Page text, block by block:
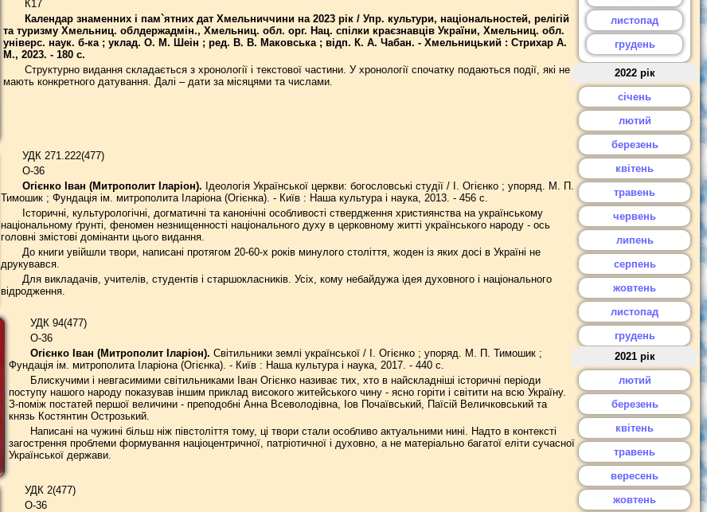
листопад
грудень
2022 рік
січень
лютий
березень
квітень
травень
червень
липень
серпень
жовтень
листопад
грудень
2021 рік
лютий
березень
квітень
травень
вересень
жовтень
К17
Календар знаменних і пам`ятних дат Хмельниччини на 2023 рік / Упр. культури, національностей, релігій
та туризму Хмельниц. облдержадмін., Хмельниц. обл. орг. Нац. спілки краєзнавців України, Хмельниц. обл.
універс. наук. б-ка ; уклад. О. М. Шеін ; ред. В. В. Маковська ; відп. К. А. Чабан. - Хмельницький : Стрихар А.
М., 2023. - 180 с.
Структурно видання складається з хронології і текстової частини. У хронології спочатку подаються події, які не
мають конкретного датування. Далі – дати за місяцями та числами.
УДК 271.222(477)
О-36
Огієнко Іван (Митрополит Іларіон). Ідеологія Української церкви: богословські студії / І. Огієнко ; упоряд. М. П.
Тимошик ; Фундація ім. митрополита Іларіона (Огієнка). - Київ : Наша культура і наука, 2013. - 456 с.
Історичні, культурологічні, догматичні та канонічні особливості ствердження християнства на українському
національному ґрунті, феномен незнищенності національного духу в церковному житті українського народу - ось
головні змістові домінанти цього видання.
До книги увійшли твори, написані протягом 20-60-х років минулого століття, жоден із яких досі в Україні не
друкувався.
Для викладачів, учителів, студентів і старшокласників. Усіх, кому небайдужа ідея духовного і національного
відродження.
УДК 94(477)
О-36
Огієнко Іван (Митрополит Іларіон). Світильники землі української / І. Огієнко ; упоряд. М. П. Тимошик ;
Фундація ім. митрополита Іларіона (Огієнка). - Київ : Наша культура і наука, 2017. - 440 с.
Блискучими і невгасимими світильниками Іван Огієнко називає тих, хто в найскладніші історичні періоди
поступу нашого народу показував іншим приклад високого житейського чину - ясно горіти і світити на всю Україну.
З-поміж постатей першої величини - преподобні Анна Всеволодівна, Іов Почаївський, Паїсій Величковський та
князь Костянтин Острозький.
Написані на чужині більш ніж півстоліття тому, ці твори стали особливо актуальними нині. Надто в контексті
загострення проблеми формування націоцентричної, патріотичної і духовно, а не матеріально багатої еліти сучасної
Української держави.
УДК 2(477)
О-36